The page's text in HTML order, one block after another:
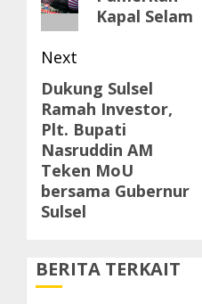
Kapal Selam
Next
Next
post:
Dukung Sulsel
Ramah Investor,
Plt. Bupati
Nasruddin AM
Teken MoU
bersama Gubernur
Sulsel
BERITA TERKAIT